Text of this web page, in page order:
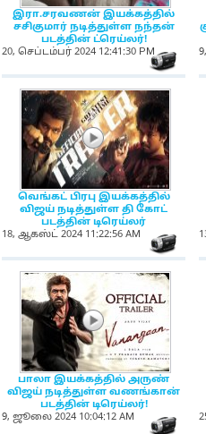
NewsIcon
இரா.சரவணன் இயக்கத்தில்
சசிகுமார் நடித்துள்ள நந்தன்
படத்தின் ட்ரெய்லர்!
20, செப்டம்பர் 2024 12:41:30 PM
NewsIcon
NewsIcon
வெங்கட் பிரபு இயக்கத்தில்
விஜய் நடித்துள்ள தி கோட்
படத்தின் டிரெய்லர்
18, ஆகஸ்ட் 2024 11:22:56 AM
NewsIcon
NewsIcon
பாலா இயக்கத்தில் அருண்
விஜய் நடித்துள்ள வணங்கான்
படத்தின் டிரெய்லர்!
9, ஜூலை 2024 10:04:12 AM